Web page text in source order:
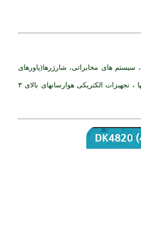
از اینورترهای سینوسی در تجهیزات الکتریکی با بار غیر خطی (موتورهای کویل و سلفی و پمپ های الکتریکی) ،سیستم های فتوولتایک و سیستم های خورشیدی، اینورتر OFF GRID ، سیستم های مخابراتی، شارژرها(پاورهای
الکتریکی) ، اینورترهای سه فاز، مدارات PLC و دستگاهای با قابلیت کنترلی، تجهیزات ازمایشگاهی با دقت بالا، تجهیزات کالیبراسیون با دقت بالا، تجهیزات پزشکی، فن ها و یخچالها ، تجهیزات الکتریکی هوارسانهای بالای ۳